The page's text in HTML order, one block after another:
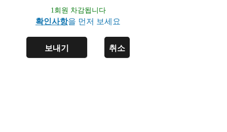
1회원 차감됩니다
확인사항을 먼저 보세요